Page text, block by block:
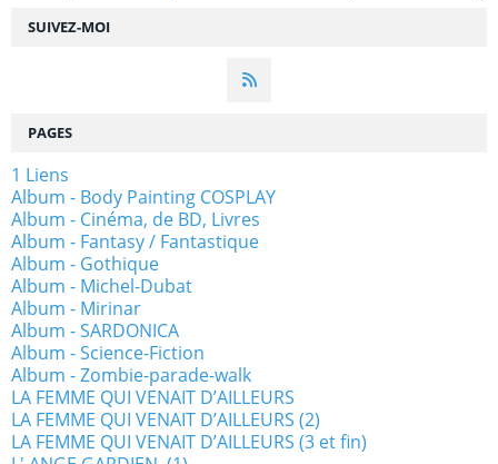
SUIVEZ-MOI
PAGES
1 Liens
Album - Body Painting COSPLAY
Album - Cinéma, de BD, Livres
Album - Fantasy / Fantastique
Album - Gothique
Album - Michel-Dubat
Album - Mirinar
Album - SARDONICA
Album - Science-Fiction
Album - Zombie-parade-walk
LA FEMME QUI VENAIT D’AILLEURS
LA FEMME QUI VENAIT D’AILLEURS (2)
LA FEMME QUI VENAIT D’AILLEURS (3 et fin)